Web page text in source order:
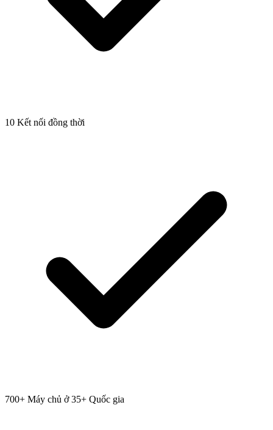
10 Kết nối đồng thời
700+ Máy chủ ở 35+ Quốc gia